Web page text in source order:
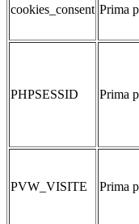
cookies_consent Prima
PHPSESSID Prima
PVW_VISITE Prima